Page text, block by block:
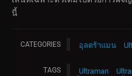
นี้
CATEGORIES อุลตร้าแมน
TAGS Ultraman